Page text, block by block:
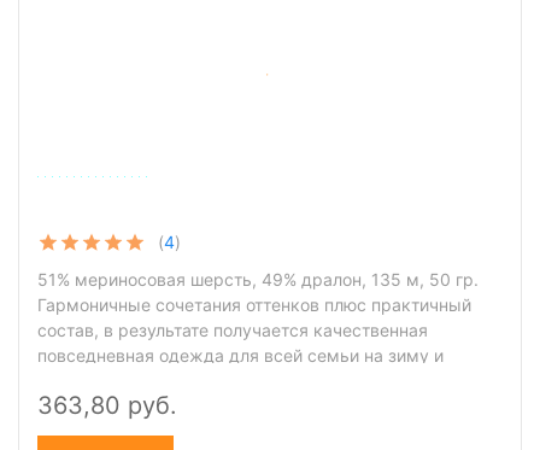
(4)
51% мериносовая шерсть, 49% дралон, 135 м, 50 гр.
Гармоничные сочетания оттенков плюс практичный
состав, в результате получается качественная
повседневная одежда для всей семьи на зиму и
специальное волокно, разработанное концерном Bayer,
сверхпрочное и устойчивое к разного рода
363,80 руб.